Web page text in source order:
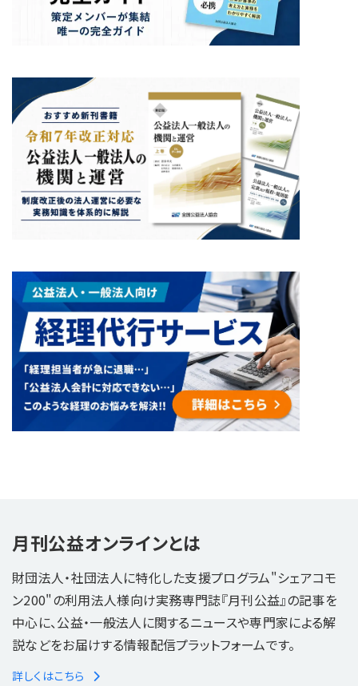
月刊公益オンラインとは
財団法人・社団法人に特化した支援プログラム"シェアコモ
ン200"の利用法人様向け実務専門誌『月刊公益』の記事を
中心に、公益・一般法人に関するニュースや専門家による解
説などをお届けする情報配信プラットフォームです。
詳しくはこちら